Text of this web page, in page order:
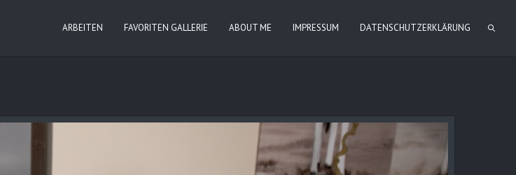
ARBEITEN FAVORITEN GALLERIE ABOUT ME IMPRESSUM DATENSCHUTZERKLÄRUNG